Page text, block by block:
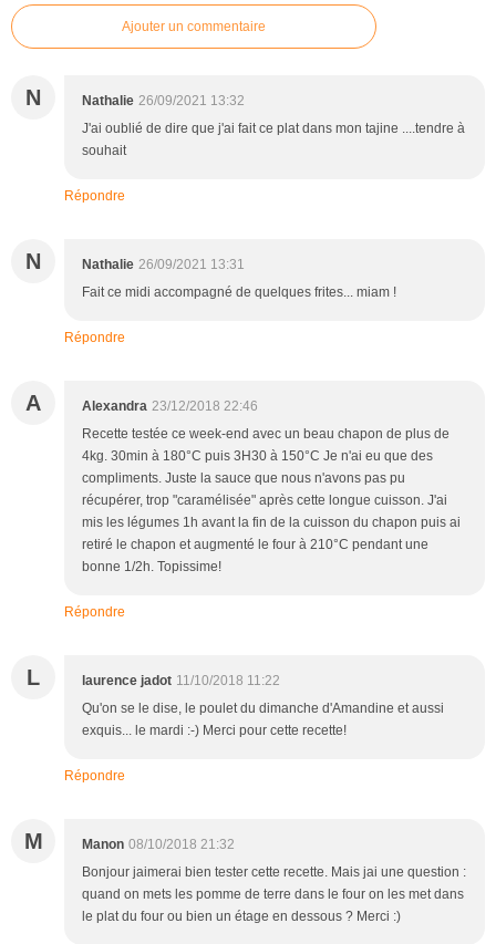
Ajouter un commentaire
N Nathalie 26/09/2021 13:32
J'ai oublié de dire que j'ai fait ce plat dans mon tajine ....tendre à
souhait
Répondre
N Nathalie 26/09/2021 13:31
Fait ce midi accompagné de quelques frites... miam !
Répondre
A Alexandra 23/12/2018 22:46
Recette testée ce week-end avec un beau chapon de plus de
4kg. 30min à 180°C puis 3H30 à 150°C Je n'ai eu que des
compliments. Juste la sauce que nous n'avons pas pu
récupérer, trop "caramélisée" après cette longue cuisson. J'ai
mis les légumes 1h avant la fin de la cuisson du chapon puis ai
retiré le chapon et augmenté le four à 210°C pendant une
bonne 1/2h. Topissime!
Répondre
L laurence jadot 11/10/2018 11:22
Qu'on se le dise, le poulet du dimanche d'Amandine et aussi
exquis... le mardi :-) Merci pour cette recette!
Répondre
M Manon 08/10/2018 21:32
Bonjour jaimerai bien tester cette recette. Mais jai une question :
quand on mets les pomme de terre dans le four on les met dans
le plat du four ou bien un étage en dessous ? Merci :)